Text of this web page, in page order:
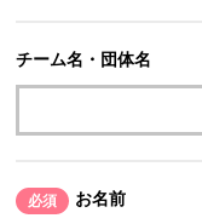
チーム名・団体名
必須 お名前